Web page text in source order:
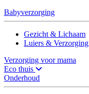
Babyverzorging
Gezicht & Lichaam
Luiers & Verzorging
Verzorging voor mama
Eco thuis
Onderhoud